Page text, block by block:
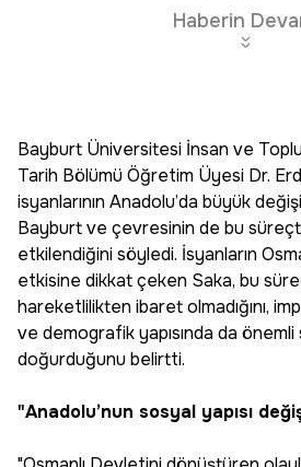
Haberin
Bayburt Üniversitesi İnsan ve
Tarih Bölümü Öğretim Üyesi Dr.
isyanlarının Anadolu’da büyük
Bayburt ve çevresinin de bu
etkilendiğini söyledi. İsyanların
etkisine dikkat çeken Saka, bu
hareketlilikten ibaret olmadığını,
ve demografik yapısında da
doğurduğunu belirtti.
"Anadolu’nun sosyal yapısı